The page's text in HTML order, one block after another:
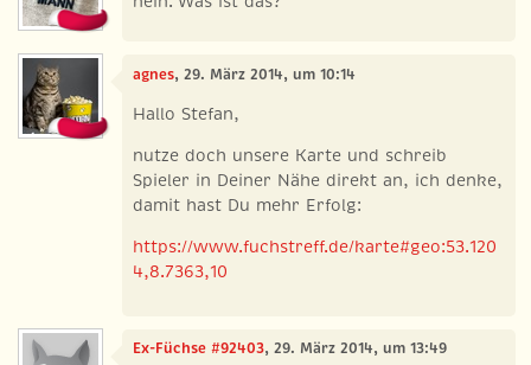
agnes, 29. März 2014, um 10:14
Hallo Stefan,
nutze doch unsere Karte und schreib
Spieler in Deiner Nähe direkt an, ich denke,
damit hast Du mehr Erfolg:
https://www.fuchstreff.de/karte#geo:53.120
4,8.7363,10
Ex-Füchse #92403, 29. März 2014, um 13:49